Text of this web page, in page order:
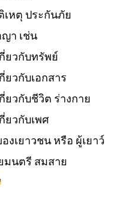
หตุ ประกันภัย
า เช่น
ยวกับทรัพย์
ยวกับเอกสาร
ยวกับชีวิต ร่างกาย
ยวกับเพศ
งเยาวชน หรือ ผู้เยาว์
มนตรี สมสาย